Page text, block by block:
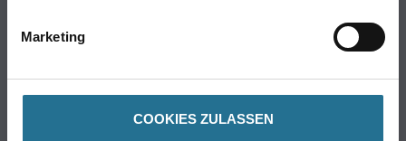
Marketing
COOKIES ZULASSEN
Verbrauchsmaterialien
Hersteller